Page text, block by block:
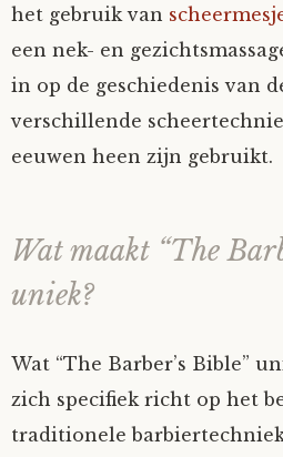
het gebruik van
een nek- en
in op de geschiedenis van
verschillende
eeuwen heen zijn gebruikt.
Wat maakt “The
uniek?
Wat “The Barber’s Bible”
zich specifiek richt op het
traditionele